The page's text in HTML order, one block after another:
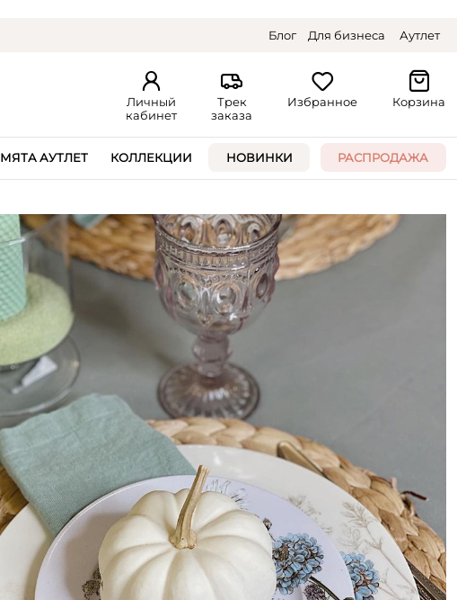
Блог Для бизнеса Аутлет
Личный
кабинет
Трек
заказа
Избранное Корзина
МЯТА АУТЛЕТ КОЛЛЕКЦИИ НОВИНКИ РАСПРОДАЖА